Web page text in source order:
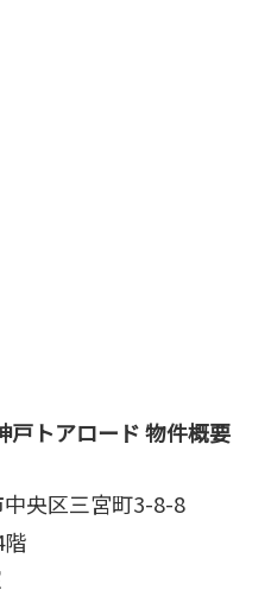
戸トアロード 物件概要
央区三宮町3-8-8